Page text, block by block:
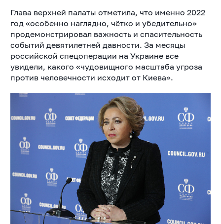
Глава верхней палаты отметила, что именно 2022
год «особенно наглядно, чётко и убедительно»
продемонстрировал важность и спасительность
событий девятилетней давности. За месяцы
российской спецоперации на Украине все
увидели, какого «чудовищного масштаба угроза
против человечности исходит от Киева».